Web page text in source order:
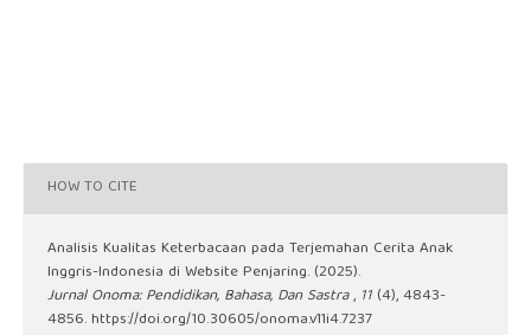
HOW TO CITE
Analisis Kualitas Keterbacaan pada Terjemahan Cerita Anak
Inggris-Indonesia di Website Penjaring. (2025).
Jurnal Onoma: Pendidikan, Bahasa, Dan Sastra, 11 (4), 4843-
4856.https://doi.org/10.30605/onoma.v11i4.7237